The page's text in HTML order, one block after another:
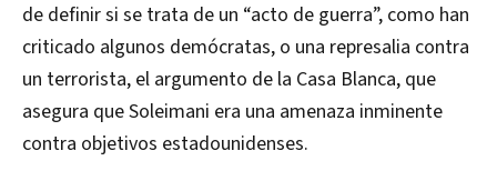
de definir si se trata de un “acto de guerra”, como han
criticado algunos demócratas, o una represalia contra
un terrorista, el argumento de la Casa Blanca, que
asegura que Soleimani era una amenaza inminente
contra objetivos estadounidenses.